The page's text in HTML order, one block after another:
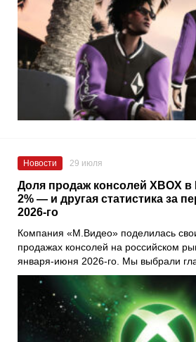
Новости 29 июля
Доля продаж консолей XBOX в
2% — и другая статистика за
2026-го
Компания «М.Видео» поделилась
продажах консолей на российском
января-июня 2026-го. Мы выбрали